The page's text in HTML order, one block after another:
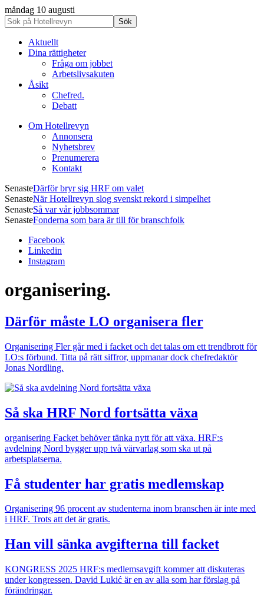
måndag 10 augusti
Aktuellt
Dina rättigheter
Fråga om jobbet
Arbetslivsakuten
Åsikt
Chefred.
Debatt
Om Hotellrevyn
Annonsera
Nyhetsbrev
Prenumerera
Kontakt
SenasteDärför bryr sig HRF om valet
SenasteNär Hotellrevyn slog svenskt rekord i simpelhet
SenasteSå var vår jobbsommar
SenasteFonderna som bara är till för branschfolk
Facebook
Linkedin
Instagram
organisering.
Därför måste LO organisera fler
Organisering Fler går med i facket och det talas om ett trendbrott för
LO:s förbund. Titta på rätt siffror, uppmanar dock chefredaktör
Jonas Nordling.
Så ska HRF Nord fortsätta växa
organisering Facket behöver tänka nytt för att växa. HRF:s
avdelning Nord bygger upp två värvarlag som ska ut på
arbetsplatserna.
Få studenter har gratis medlemskap
Organisering 96 procent av studenterna inom branschen är inte med
i HRF. Trots att det är gratis.
Han vill sänka avgifterna till facket
KONGRESS 2025 HRF:s medlemsavgift kommer att diskuteras
under kongressen. David Lukić är en av alla som har förslag på
förändringar.